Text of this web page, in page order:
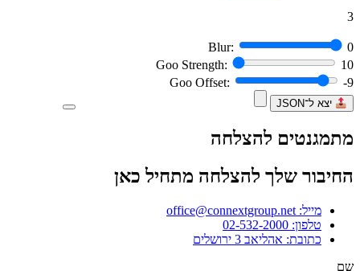
3
Blur:
0
Goo Strength:
10
Goo Offset:
-9
יצא ל־JSON
מתמגנטים להצלחה
החיבור שלך להצלחה מתחיל כאן
מייל: office@connextgroup.net
טלפון: 02-532-2000
כתובת: אהליאב 3 ירושלים
שם